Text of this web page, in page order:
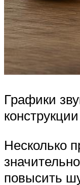
Графики
конструкции
Несколько
значительно
повысить